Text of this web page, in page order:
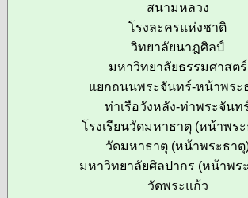
สนามหลวง
โรงละครแห่งชาติ
วิทยาลัยนาฎศิลป์
มหาวิทยาลัยธรรมศาสตร์
แยกถนนพระจันทร์-หน้าพระ
ท่าเรือวังหลัง-ท่าพระจันท
โรงเรียนวัดมหาธาตุ (หน้าพร
วัดมหาธาตุ (หน้าพระธาตุ
มหาวิทยาลัยศิลปากร (หน้าพร
วัดพระแก้ว